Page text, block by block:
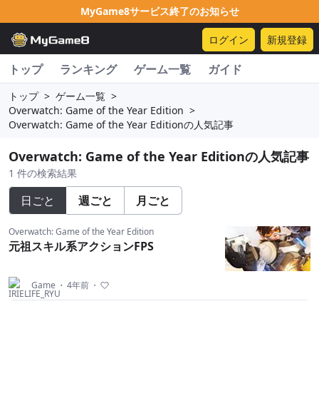
MyGame8サービス終了のお知らせ
ログイン 新規登録
トップ ランキング ゲーム一覧 ガイド
トップ > ゲーム一覧 >
Overwatch: Game of the Year Edition >
Overwatch: Game of the Year Editionの人気記事
Overwatch: Game of the Year Editionの人気記事
1 件の検索結果
日ごと 週ごと 月ごと
Overwatch: Game of the Year Edition
元祖スキル系アクションFPS
Game ・ 4年前 ・